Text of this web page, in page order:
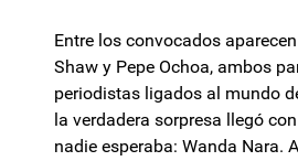
Entre los convocados
Shaw y Pepe Ochoa, ambos
periodistas ligados al mundo
la verdadera sorpresa llegó
nadie esperaba: Wanda Nara.